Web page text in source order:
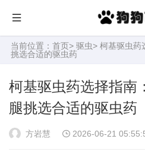
当前位置： 首页> 驱虫> 柯基驱虫药
挑选合适的驱虫药
柯基驱虫药选择指南
腿挑选合适的驱虫药
方岩慧 2026-06-21